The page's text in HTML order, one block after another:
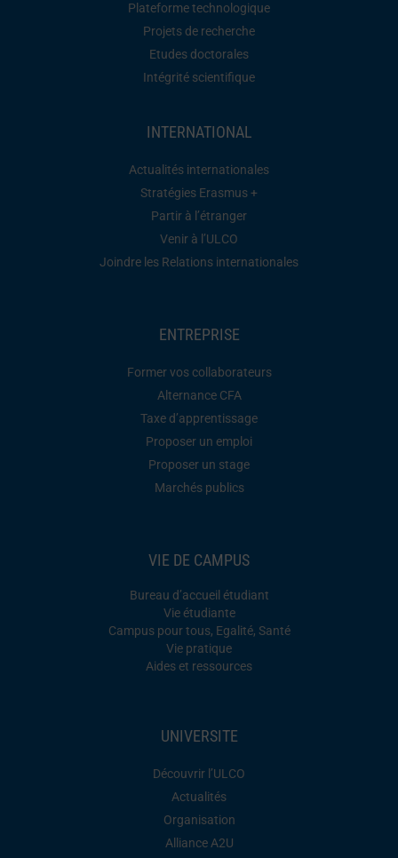
Plateforme technologique
Projets de recherche
Etudes doctorales
Intégrité scientifique
INTERNATIONAL
Actualités internationales
Stratégies Erasmus +
Partir à l’étranger
Venir à l’ULCO
Joindre les Relations internationales
ENTREPRISE
Former vos collaborateurs
Alternance CFA
Taxe d’apprentissage
Proposer un emploi
Proposer un stage
Marchés publics
VIE DE CAMPUS
Bureau d’accueil étudiant
Vie étudiante
Campus pour tous, Egalité, Santé
Vie pratique
Aides et ressources
UNIVERSITE
Découvrir l’ULCO
Actualités
Organisation
Alliance A2U